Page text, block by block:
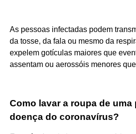
As pessoas infectadas podem
da tosse, da fala ou mesmo da
expelem gotículas maiores que
assentam ou aerossóis menores
Como lavar a roupa de uma
doença do coronavírus?